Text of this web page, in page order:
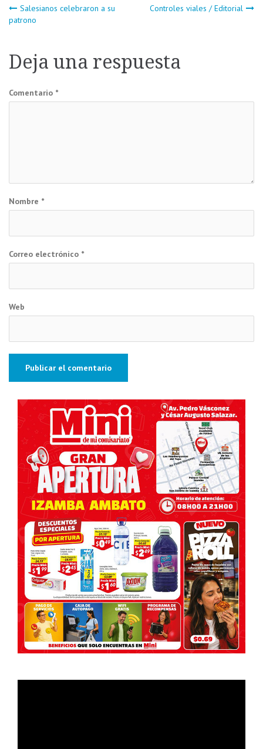
Navegación
entradas
Salesianos celebraron a su
patrono
Controles viales / Editorial
Deja una respuesta
Comentario *
Nombre *
Correo electrónico *
Web